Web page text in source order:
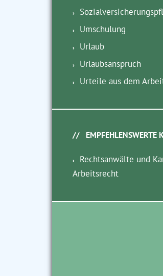
Umschulung
Urlaub
Urlaubsanspruch
Urteile aus dem
EMPFEHLENSWERTE
Rechtsanwälte und
Arbeitsrecht